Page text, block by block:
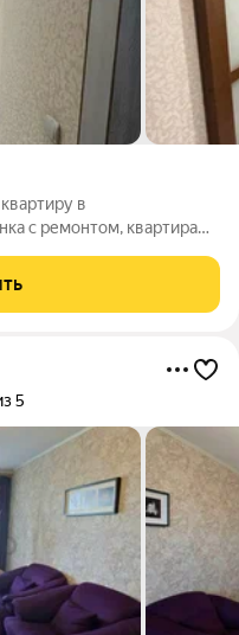
в
с ремонтом, квартира
подъезд чистый, соседи
5